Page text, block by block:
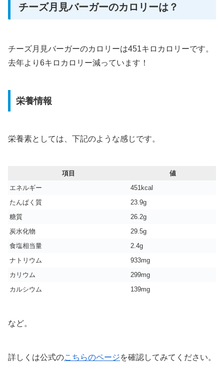
チーズ月見バーガーのカロリーは？
チーズ月見バーガーのカロリーは451キロカロリーです。
去年より6キロカロリー減っています！
栄養情報
栄養素としては、下記のような感じです。
項目
値
エネルギー
451kcal
たんぱく質
23.9g
糖質
26.2g
炭水化物
29.5g
食塩相当量
2.4g
ナトリウム
933mg
カリウム
299mg
カルシウム
139mg
など。
詳しくは公式のこちらのページを確認してみてください。